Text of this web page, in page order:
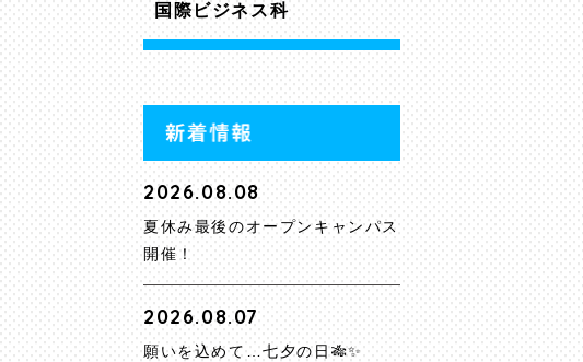
国際ビジネス科
2026.08.08
夏休み最後のオープンキャンパス
開催！
2026.08.07
願いを込めて…七夕の日🎋✨